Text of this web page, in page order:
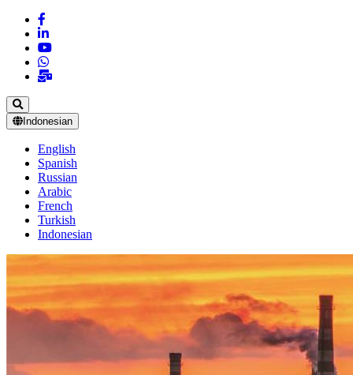
Indonesian
English
Spanish
Russian
Arabic
French
Turkish
Indonesian